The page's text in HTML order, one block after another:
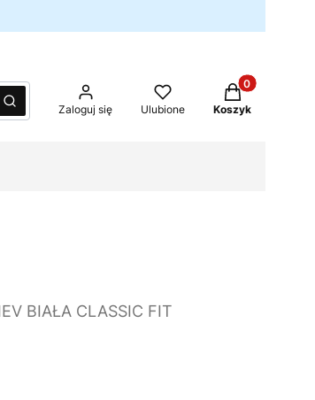
Szukaj Zaloguj się Ulubione
Produkty w
Koszyk
BIAŁA CLASSIC FIT